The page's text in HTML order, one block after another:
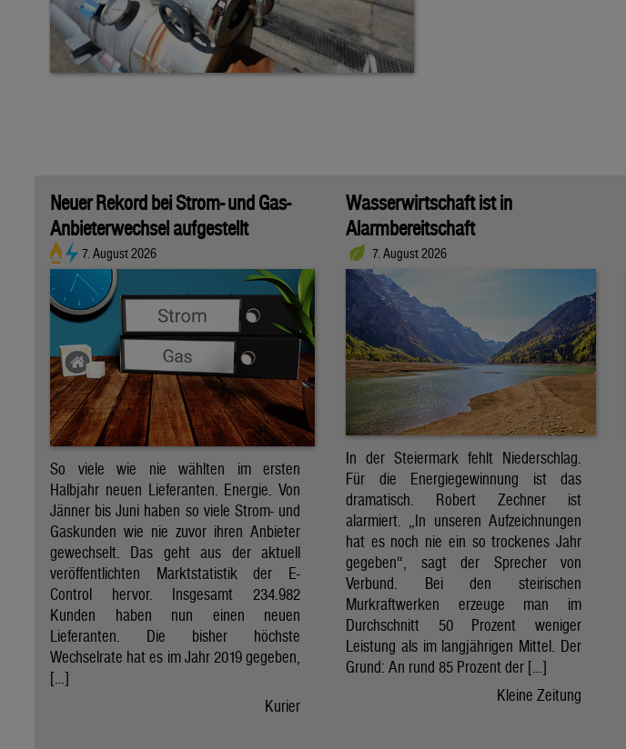
Neuer Rekord bei Strom- und Gas-
Anbieterwechsel aufgestellt
7. August 2026
So viele wie nie wählten im ersten
Halbjahr neuen Lieferanten. Energie. Von
Jänner bis Juni haben so viele Strom- und
Gaskunden wie nie zuvor ihren Anbieter
gewechselt. Das geht aus der aktuell
veröffentlichten Marktstatistik der E-
Control hervor. Insgesamt 234.982
Kunden haben nun einen neuen
Lieferanten. Die bisher höchste
Wechselrate hat es im Jahr 2019 gegeben,
[…]
Kurier
Wasserwirtschaft ist in
Alarmbereitschaft
7. August 2026
In der Steiermark fehlt Niederschlag.
Für die Energiegewinnung ist das
dramatisch. Robert Zechner ist
alarmiert. „In unseren Aufzeichnungen
hat es noch nie ein so trockenes Jahr
gegeben“, sagt der Sprecher von
Verbund. Bei den steirischen
Murkraftwerken erzeuge man im
Durchschnitt 50 Prozent weniger
Leistung als im langjährigen Mittel. Der
Grund: An rund 85 Prozent der […]
Kleine Zeitung